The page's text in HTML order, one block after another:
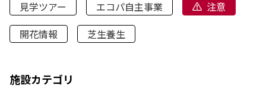
見学ツアー
エコパ自主事業
注意
開花情報
芝生養生
施設カテゴリ